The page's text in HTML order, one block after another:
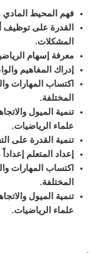
فهم المحيط
القدرة على توظيف
المشكلات.
معرفة إسهام
إدراك المفاهيم
اكتساب المهارات
المختلفة.
تنمية الميول
علماء الرياضيات.
تنمية القدرة على
إعداد المتعلم
اكتساب المهارات
المختلفة.
تنمية الميول
علماء الرياضيات.